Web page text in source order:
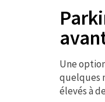
Une
quelques
élevés à